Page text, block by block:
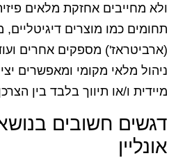
ולא מחייבים אחזקת מלאים
תחומים כמו מוצרים דיגיטליים,
(ארביטראז') מספקים אחרים
ניהול מלאי מקומי ומאפשרים
מיידית ו/או תיווך בלבד בין
דגשים חשובים
אונליין